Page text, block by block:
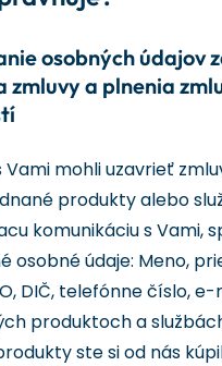
osobných údajov
zmluvy a plnenia
Vami mohli uzavrieť
produkty alebo
komunikáciu s Vami,
osobné údaje: Meno,
DIČ, telefónne číslo,
produktoch a
ste si od nás